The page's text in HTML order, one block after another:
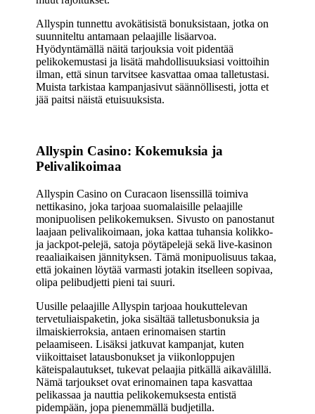
Allyspin tunnettu avokätisistä bonuksistaan, jotka on
suunniteltu antamaan pelaajille lisäarvoa.
Hyödyntämällä näitä tarjouksia voit pidentää
pelikokemustasi ja lisätä mahdollisuuksiasi voittoihin
ilman, että sinun tarvitsee kasvattaa omaa talletustasi.
Muista tarkistaa kampanjasivut säännöllisesti, jotta et
jää paitsi näistä etuisuuksista.
Allyspin Casino: Kokemuksia ja
Pelivalikoimaa
Allyspin Casino on Curacaon lisenssillä toimiva
nettikasino, joka tarjoaa suomalaisille pelaajille
monipuolisen pelikokemuksen. Sivusto on panostanut
laajaan pelivalikoimaan, joka kattaa tuhansia kolikko-
ja jackpot-pelejä, satoja pöytäpelejä sekä live-kasinon
reaaliaikaisen jännityksen. Tämä monipuolisuus takaa,
että jokainen löytää varmasti jotakin itselleen sopivaa,
olipa pelibudjetti pieni tai suuri.
Uusille pelaajille Allyspin tarjoaa houkuttelevan
tervetuliaispaketin, joka sisältää talletusbonuksia ja
ilmaiskierroksia, antaen erinomaisen startin
pelaamiseen. Lisäksi jatkuvat kampanjat, kuten
viikoittaiset latausbonukset ja viikonloppujen
käteispalautukset, tukevat pelaajia pitkällä aikavälillä.
Nämä tarjoukset ovat erinomainen tapa kasvattaa
pelikassaa ja nauttia pelikokemuksesta entistä
pidempään, jopa pienemmällä budjetilla.